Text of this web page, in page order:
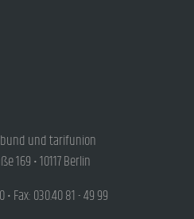
und tarifunion
169 • 10117 Berlin
• Fax: 030.40 81 - 49 99